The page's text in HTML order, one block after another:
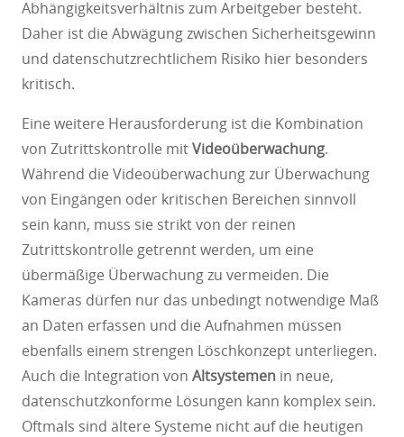
Abhängigkeitsverhältnis zum Arbeitgeber besteht.
Daher ist die Abwägung zwischen Sicherheitsgewinn
und datenschutzrechtlichem Risiko hier besonders
kritisch.
Eine weitere Herausforderung ist die Kombination
von Zutrittskontrolle mitVideoüberwachung.
Während die Videoüberwachung zur Überwachung
von Eingängen oder kritischen Bereichen sinnvoll
sein kann, muss sie strikt von der reinen
Zutrittskontrolle getrennt werden, um eine
übermäßige Überwachung zu vermeiden. Die
Kameras dürfen nur das unbedingt notwendige Maß
an Daten erfassen und die Aufnahmen müssen
ebenfalls einem strengen Löschkonzept unterliegen.
Auch die Integration von Altsystemen in neue,
datenschutzkonforme Lösungen kann komplex sein.
Oftmals sind ältere Systeme nicht auf die heutigen